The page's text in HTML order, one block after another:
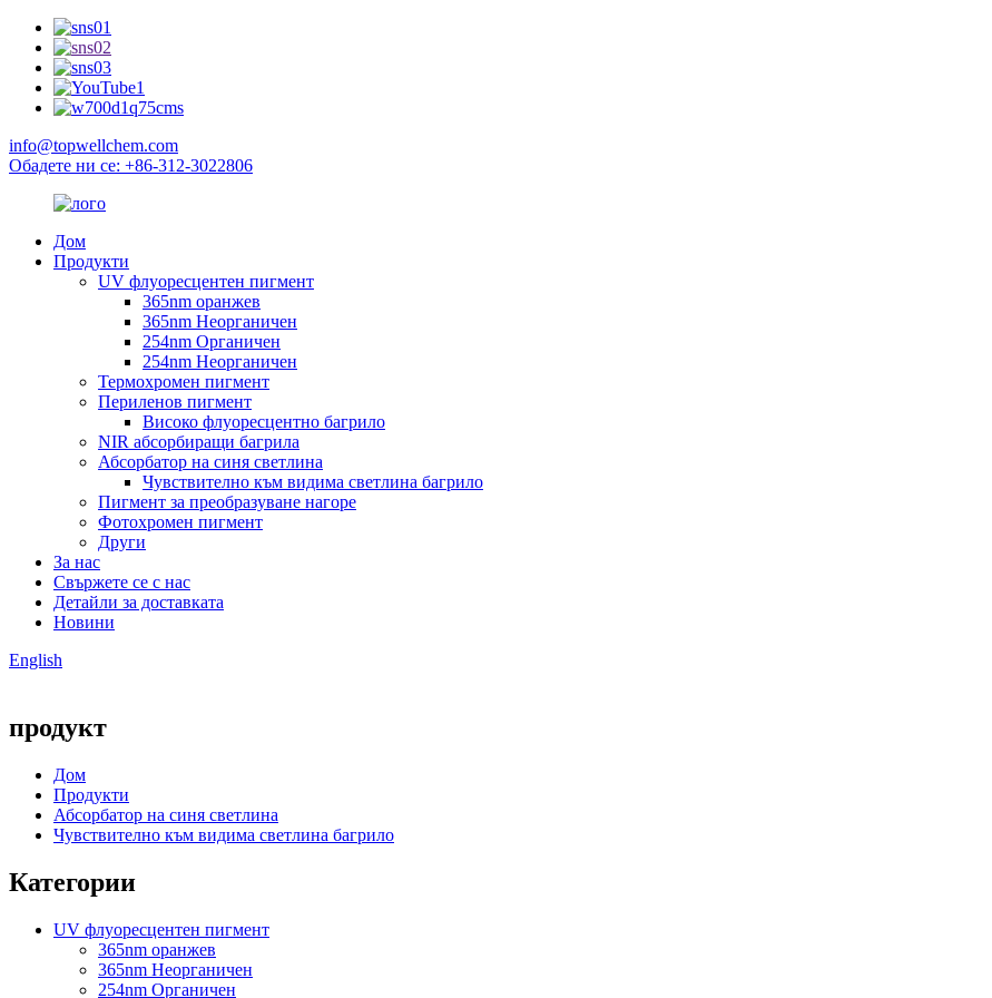
info@topwellchem.com
Обадете ни се: +86-312-3022806
Дом
Продукти
UV флуоресцентен пигмент
365nm оранжев
365nm Неорганичен
254nm Органичен
254nm Неорганичен
Термохромен пигмент
Периленов пигмент
Високо флуоресцентно багрило
NIR абсорбиращи багрила
Абсорбатор на синя светлина
Чувствително към видима светлина багрило
Пигмент за преобразуване нагоре
Фотохромен пигмент
Други
За нас
Свържете се с нас
Детайли за доставката
Новини
English
продукт
Дом
Продукти
Абсорбатор на синя светлина
Чувствително към видима светлина багрило
Категории
UV флуоресцентен пигмент
365nm оранжев
365nm Неорганичен
254nm Органичен